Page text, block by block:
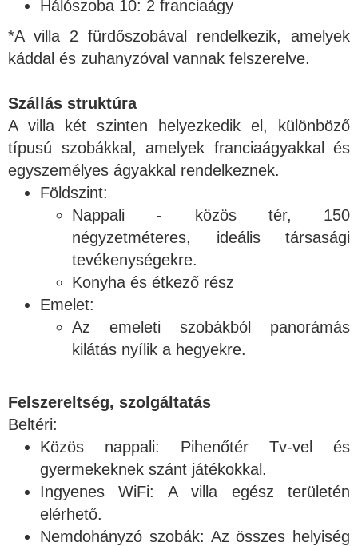
Hálószoba 10: 2 franciaágy
*A villa 2 fürdőszobával rendelkezik, amelyek
káddal és zuhanyzóval vannak felszerelve.
Szállás struktúra
A villa két szinten helyezkedik el, különböző
típusú szobákkal, amelyek franciaágyakkal és
egyszemélyes ágyakkal rendelkeznek.
Földszint:
Nappali - közös tér, 150
négyzetméteres, ideális társasági
tevékenységekre.
Konyha és étkező rész
Emelet:
Az emeleti szobákból panorámás
kilátás nyílik a hegyekre.
Felszereltség, szolgáltatás
Beltéri:
Közös nappali: Pihenőtér Tv-vel és
gyermekeknek szánt játékokkal.
Ingyenes WiFi: A villa egész területén
elérhető.
Nemdohányzó szobák: Az összes helyiség